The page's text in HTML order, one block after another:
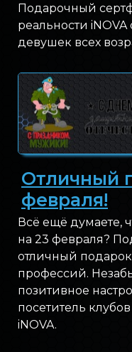
Подарочный
реальности
девушек всех
Отличный
февраля!
Всё ещё думаете,
на 23 февраля?
отличный
профессий.
позитивное
посетитель
iNOVA.